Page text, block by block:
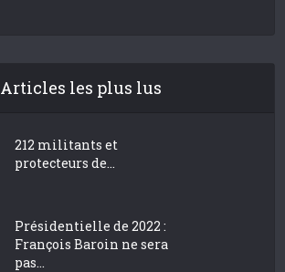
Articles les plus lus
212 militants et
protecteurs de...
Présidentielle de 2022 :
François Baroin ne sera
pas...